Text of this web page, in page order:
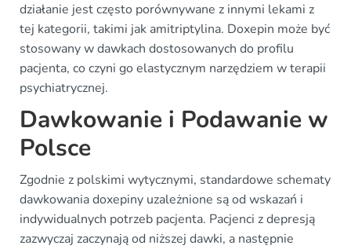
działanie jest często porównywane z innymi lekami z
tej kategorii, takimi jak amitriptylina. Doxepin może być
stosowany w dawkach dostosowanych do profilu
pacjenta, co czyni go elastycznym narzędziem w terapii
psychiatrycznej.
Dawkowanie i Podawanie w
Polsce
Zgodnie z polskimi wytycznymi, standardowe schematy
dawkowania doxepiny uzależnione są od wskazań i
indywidualnych potrzeb pacjenta. Pacjenci z depresją
zazwyczaj zaczynają od niższej dawki, a następnie